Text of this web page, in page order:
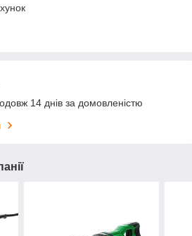
14 днів за домовленістю